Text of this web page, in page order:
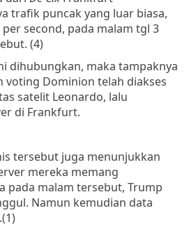
trafik puncak yang luar biasa,
second, pada malam tgl 3
(4)
dihubungkan, maka tampaknya
voting Dominion telah diakses
satelit Leonardo, lalu
di Frankfurt.
tersebut juga menunjukkan
mereka memang
pada malam tersebut, Trump
Namun kemudian data